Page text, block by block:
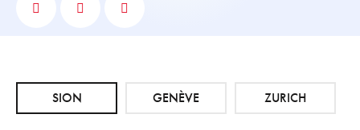
SION GENÈVE ZURICH